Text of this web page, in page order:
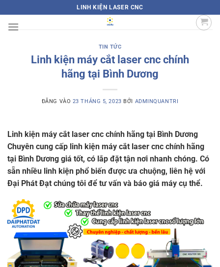
qua
nội
LINH KIỆN LASER CNC
TIN TỨC
Linh kiện máy cắt laser cnc chính
hãng tại Bình Dương
ĐĂNG VÀO 23 THÁNG 5, 2023 BỞI ADMINQUANTRI
Linh kiện máy cắt laser cnc chính hãng tại Bình Dương
Chuyên cung cấp linh kiện máy cắt laser cnc chính hãng
tại Bình Dương giá tốt, có lắp đặt tận nơi nhanh chóng. Có
sẵn nhiều linh kiện phổ biến được ưa chuộng, liên hệ với
Đại Phát Đạt chúng tôi để tư vấn và báo giá máy cụ thể.